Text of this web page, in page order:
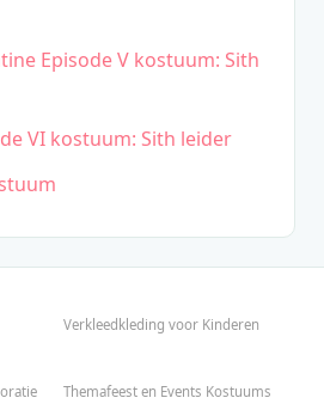
Episode V kostuum: Sith
VI kostuum: Sith leider
Verkleedkleding voor Kinderen
Themafeest en Events Kostuums